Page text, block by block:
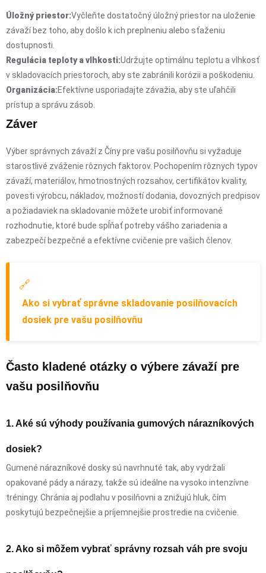
Úložný priestor:Vyčleňte dostatočný úložný priestor na uloženie
závaží bez toho, aby došlo k ich preplneniu alebo sťaženiu
dostupnosti.
Regulácia teploty a vlhkosti:Udržujte optimálnu teplotu a vlhkosť
v skladovacích priestoroch, aby ste zabránili korózii a poškodeniu.
Organizácia:Efektívne usporiadajte závažia, aby ste uľahčili
prístup a správu zásob.
Záver
Výber správnych závaží z Číny pre vašu posilňovňu si vyžaduje
starostlivé zváženie rôznych faktorov. Pochopením rôznych typov
závaží, materiálov, hmotnostných rozsahov, certifikátov kvality,
povesti výrobcu, nákladov, možností dodania, dovozných predpisov
a požiadaviek na skladovanie môžete urobiť informované
rozhodnutie, ktoré bude spĺňať potreby vášho zariadenia a
zabezpečí bezpečné a efektívne cvičenie pre vašich členov.
🔗
Ako si vybrať správne skladovanie posilňovacích
dosiek pre vašu posilňovňu
Často kladené otázky o výbere závaží pre
vašu posilňovňu
1. Aké sú výhody používania gumových nárazníkových
dosiek?
Gumené nárazníkové dosky sú navrhnuté tak, aby vydržali
opakované pády a nárazy, takže sú ideálne na vysoko intenzívne
tréningy. Chránia aj podlahu v posilňovni a znižujú hluk, čím
poskytujú bezpečnejšie a príjemnejšie prostredie na cvičenie.
2. Ako si môžem vybrať správny rozsah váh pre svoju